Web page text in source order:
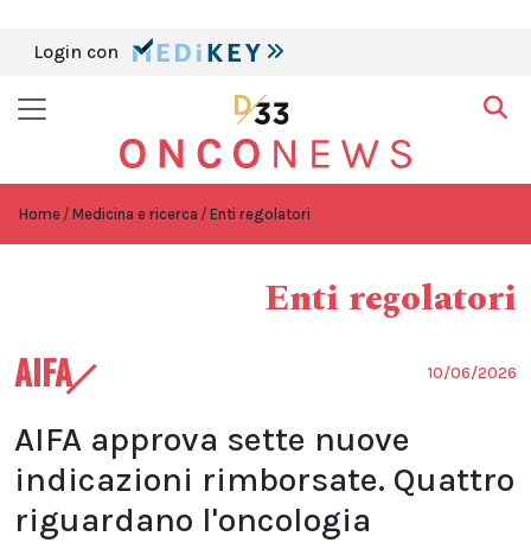
Login con
Home Medicina e ricerca Enti regolatori
Enti regolatori
AIFA 10/06/2026
AIFA approva sette nuove
indicazioni rimborsate. Quattro
riguardano l'oncologia